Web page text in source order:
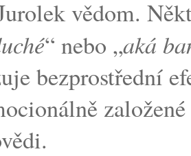
vědom.
“ nebo „aká
bezprostřední